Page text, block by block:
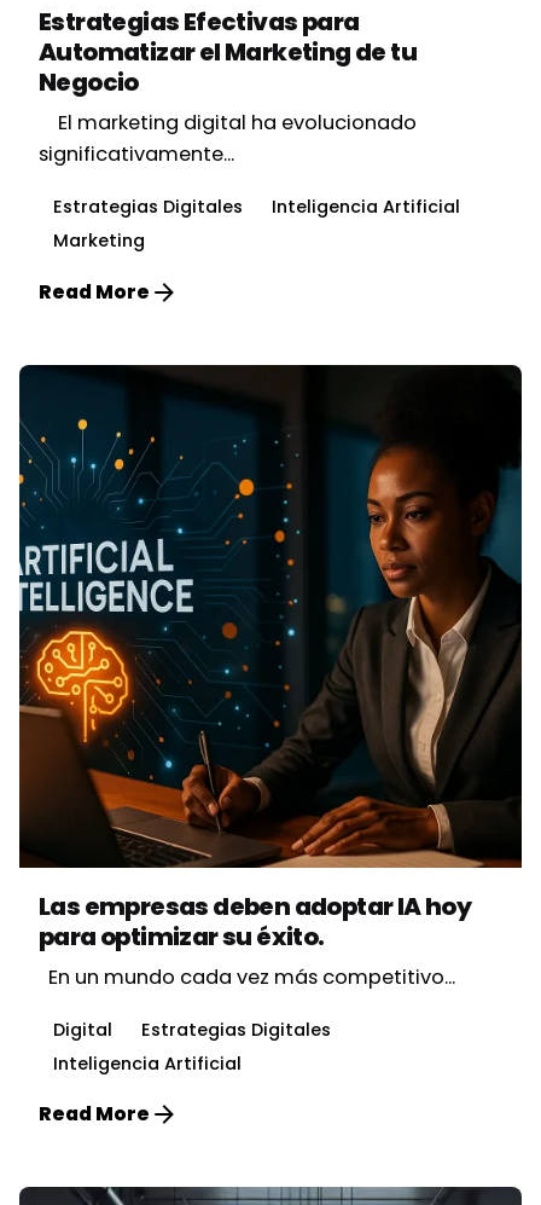
Estrategias Efectivas para
Automatizar el Marketing de tu
Negocio
El marketing digital ha evolucionado
significativamente...
Estrategias Digitales
Inteligencia Artificial
Marketing
Read More
Posted by
Vbrand Agency
Las empresas deben adoptar IA hoy
para optimizar su éxito.
En un mundo cada vez más competitivo...
Digital
Estrategias Digitales
Inteligencia Artificial
Read More